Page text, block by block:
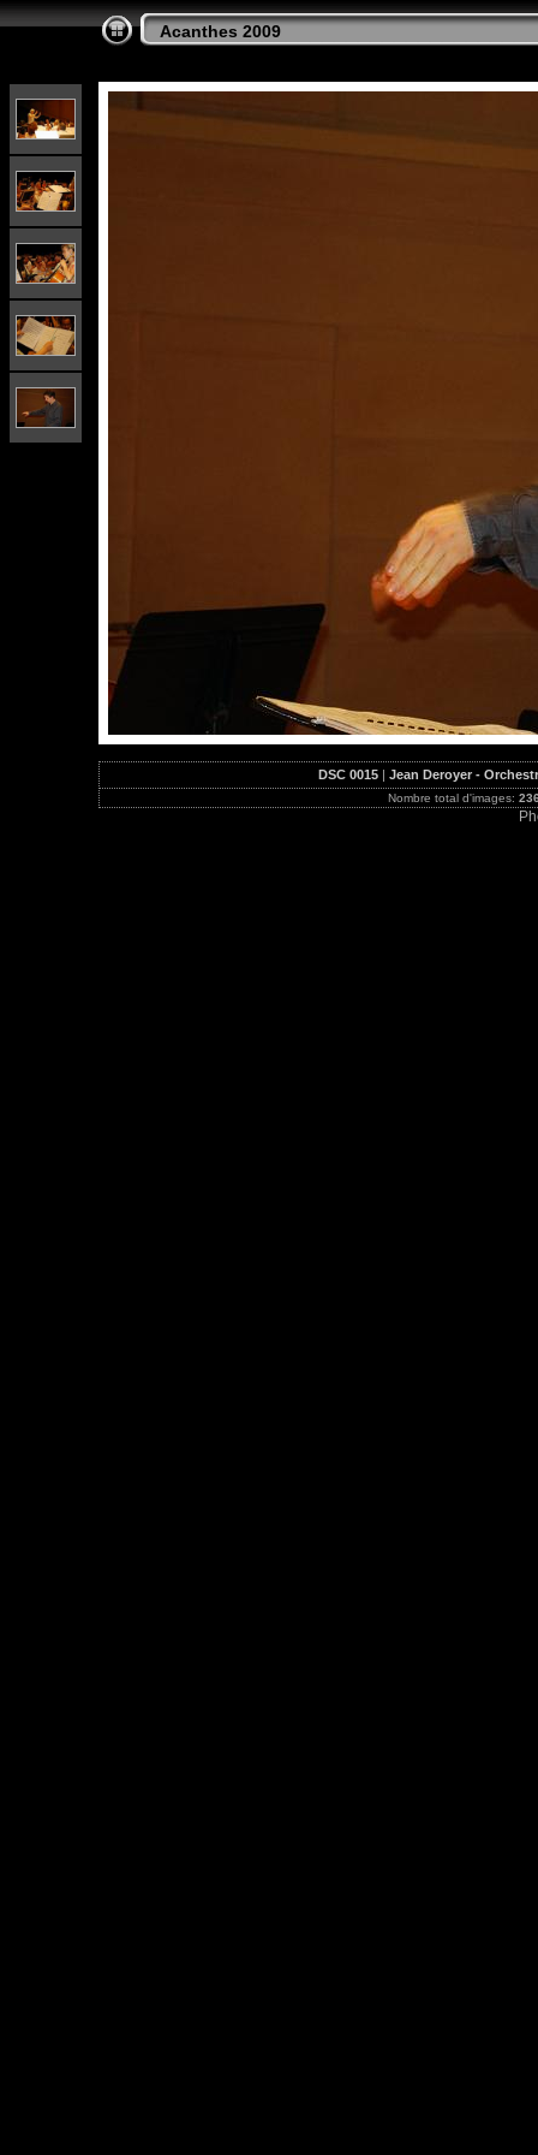
Acanthes 2009
DSC 0015| Jean Deroyer -
Nombre total d'images: